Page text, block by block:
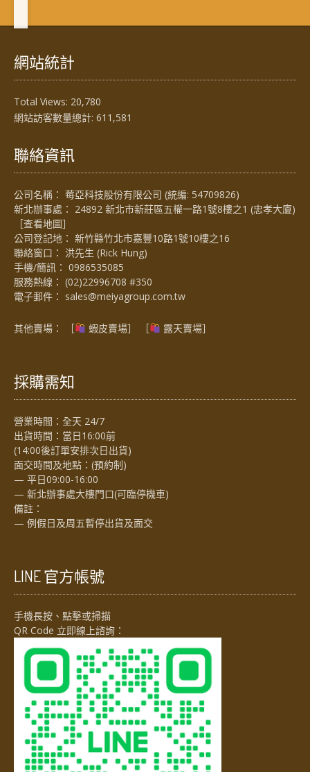
網站統計
Total Views: 20,780
網站訪客數量總計: 611,581
聯絡資訊
公司名稱： 莓亞科技股份有限公司 (統編: 54709826)
新北辦事處： 24892 新北市新莊區五權一路1號8樓之1 (忠孝大廈)
［查看地圖］
公司登記地： 新竹縣竹北市嘉豐10路1號10樓之16
聯絡窗口： 洪先生 (Rick Hung)
手機/簡訊： 0986535085
服務熱線： (02)22996708 #350
電子郵件： sales@meiyagroup.com.tw
其他賣場： ［ 蝦皮賣場］ ［ 露天賣場］
採購需知
營業時間：全天 24/7
出貨時間：當日16:00前
(14:00後訂單安排次日出貨)
面交時間及地點：(預約制)
— 平日09:00-16:00
— 新北辦事處大樓門口(可臨停機車)
備註：
— 例假日及周五暫停出貨及面交
LINE 官方帳號
手機長按、點擊或掃描
QR Code 立即線上諮詢：